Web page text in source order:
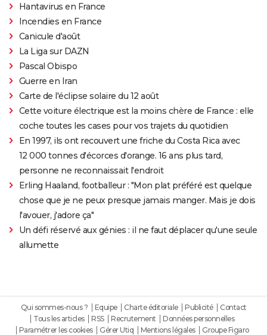
Hantavirus en France
Incendies en France
Canicule d'août
La Liga sur DAZN
Pascal Obispo
Guerre en Iran
Carte de l'éclipse solaire du 12 août
Cette voiture électrique est la moins chère de France : elle
coche toutes les cases pour vos trajets du quotidien
En 1997, ils ont recouvert une friche du Costa Rica avec
12 000 tonnes d'écorces d'orange. 16 ans plus tard,
personne ne reconnaissait l'endroit
Erling Haaland, footballeur : "Mon plat préféré est quelque
chose que je ne peux presque jamais manger. Mais je dois
l'avouer, j'adore ça"
Un défi réservé aux génies : il ne faut déplacer qu'une seule
allumette
Qui sommes-nous ? Equipe Charte éditoriale Publicité
Contact
Tous les articles
RSS Recrutement
Données personnelles
Paramétrer les cookies
Gérer Utiq Mentions légales Groupe Figaro